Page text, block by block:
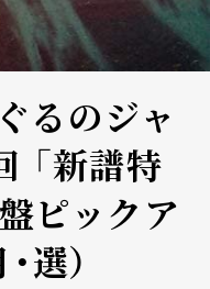
るのジャ
新譜特
ピックア
選）